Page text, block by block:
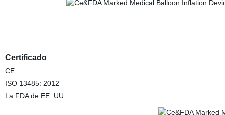
Certificado
CE
ISO 13485: 2012
La FDA de EE. UU.